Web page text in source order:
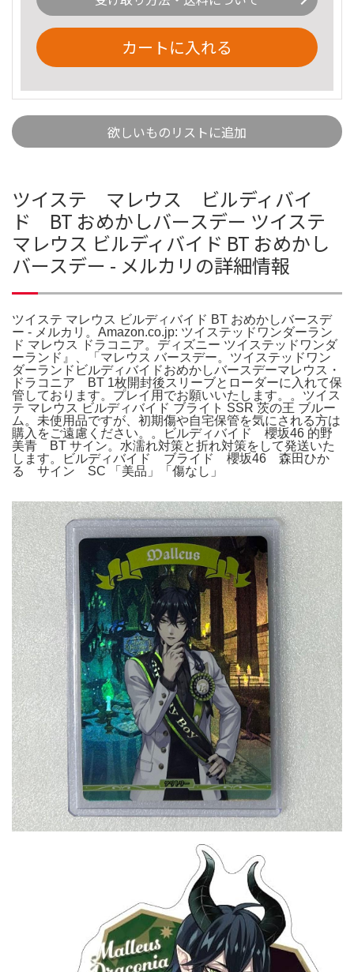
カートに入れる
欲しいものリストに追加
ツイステ マレウス ビルディバイ
ド BT おめかしバースデー ツイステ
マレウス ビルディバイド BT おめかし
バースデー - メルカリの詳細情報
ツイステ マレウス ビルディバイド BT おめかしバースデ
ー - メルカリ。Amazon.co.jp: ツイステッドワンダーラン
ド マレウス ドラコニア。ディズニー ツイステッドワンダ
ーランド』、「マレウス バースデー。ツイステッドワン
ダーランドビルディバイドおめかしバースデーマレウス・
ドラコニア BT 1枚開封後スリーブとローダーに入れて保
管しております。プレイ用でお願いいたします。。ツイス
テ マレウス ビルディバイド ブライト SSR 茨の王 ブルー
ム。未使用品ですが、初期傷や自宅保管を気にされる方は
購入をご遠慮ください。。ビルディバイド 櫻坂46 的野
美青 BT サイン。水濡れ対策と折れ対策をして発送いた
します。ビルディバイド ブライド 櫻坂46 森田ひか
る サイン SC 「美品」「傷なし」